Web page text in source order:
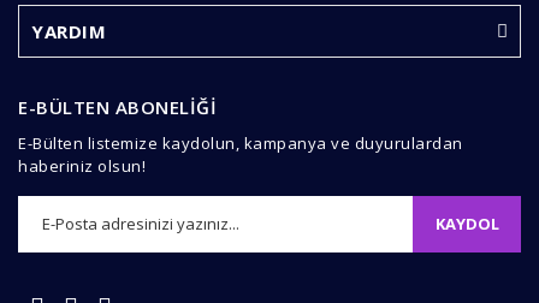
Ürün bilgilerinde hatalar bulunuyor.
Ürün fiyatı diğer sitelerden daha pahalı.
Gönder
YARDIM
E-BÜLTEN ABONELİĞİ
E-Bülten listemize kaydolun, kampanya ve duyurulardan
haberiniz olsun!
KAYDOL